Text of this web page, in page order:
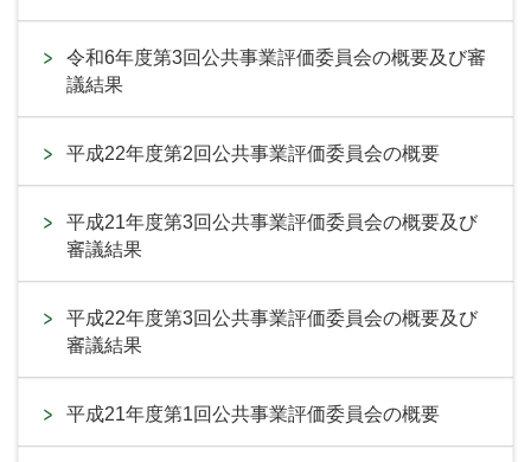
令和6年度第3回公共事業評価委員会の概要及び審
議結果
平成22年度第2回公共事業評価委員会の概要
平成21年度第3回公共事業評価委員会の概要及び
審議結果
平成22年度第3回公共事業評価委員会の概要及び
審議結果
平成21年度第1回公共事業評価委員会の概要